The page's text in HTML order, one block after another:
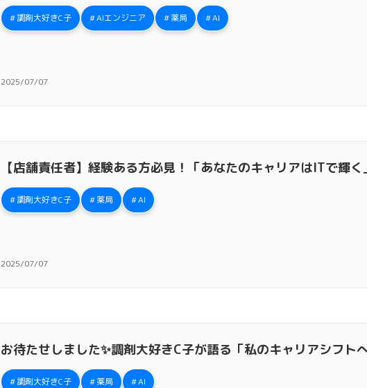
調剤大好きC子 AIエンジニア 薬局 AI
2025/07/07
【店舗責任者】経験ある方必見！「あなたのキャリアはITで輝く
調剤大好きC子 薬局 AI
2025/07/07
お待たせしました✨調剤大好きC子が語る「私のキャリアシフト
調剤大好きC子 薬局 AI